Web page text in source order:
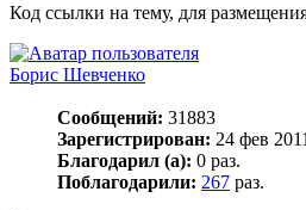
Код ссылки на тему, для
Борис Шевченко
Сообщений: 31883
Зарегистрирован: 24 фев
Благодарил (а): 0 раз.
Поблагодарили: 267 раз.